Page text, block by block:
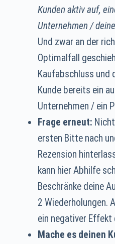
Kunden aktiv auf,
Unternehmen /
Und zwar an der
Optimalfall
Kaufabschluss und
Kunde bereits ein
Unternehmen / ein
Frage erneut:
ersten Bitte nach
Rezension
kann hier Abhilfe
Beschränke deine
2 Wiederholungen.
ein negativer Effekt
Mache es deinen